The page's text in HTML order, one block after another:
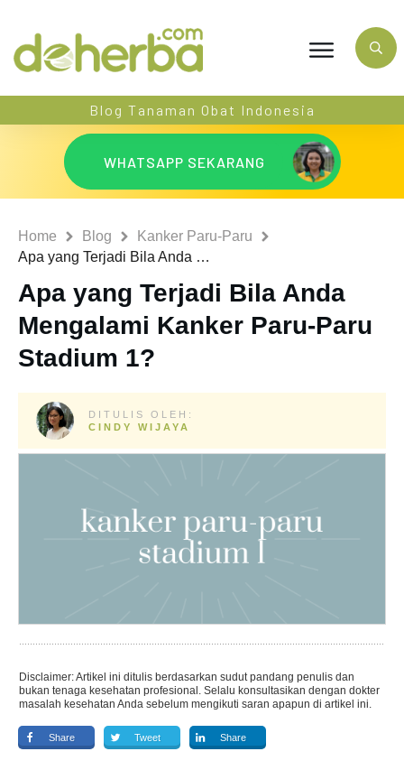
Blog Tanaman Obat Indonesia
WHATSAPP SEKARANG
Home Blog
Kanker Paru-Paru
Apa yang Terjadi Bila Anda Mengalami Kanker Paru-Paru Stadium 1?
Apa yang Terjadi Bila Anda
Mengalami Kanker Paru-Paru
Stadium 1?
DITULIS OLEH:
CINDY WIJAYA
Disclaimer: Artikel ini ditulis berdasarkan sudut pandang penulis dan
bukan tenaga kesehatan profesional. Selalu konsultasikan dengan dokter
masalah kesehatan Anda sebelum mengikuti saran apapun di artikel ini.
Share Tweet Share